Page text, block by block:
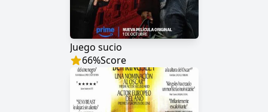
Juego sucio
66%Score